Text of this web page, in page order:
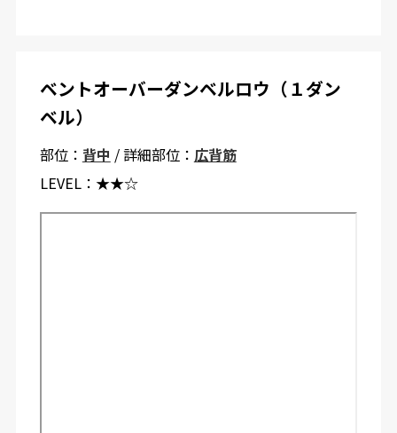
ベントオーバーダンベルロウ（１ダン
ベル）
部位： 背中 / 詳細部位： 広背筋
LEVEL： ★★☆